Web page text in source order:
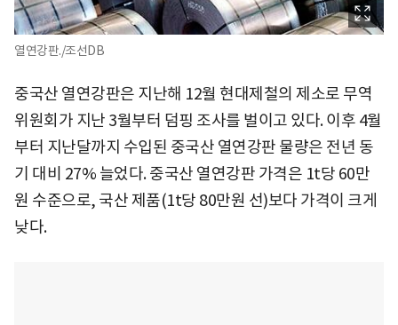
열연강판./조선DB
중국산 열연강판은 지난해 12월 현대제철의 제소로 무역
위원회가 지난 3월부터 덤핑 조사를 벌이고 있다. 이후 4월
부터 지난달까지 수입된 중국산 열연강판 물량은 전년 동
기 대비 27% 늘었다. 중국산 열연강판 가격은 1t당 60만
원 수준으로, 국산 제품(1t당 80만원 선)보다 가격이 크게
낮다.